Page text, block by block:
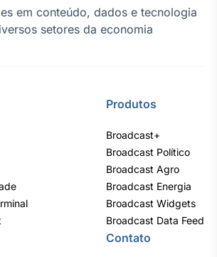
em conteúdo, dados e tecnologia
setores da economia
Produtos
Broadcast+
Broadcast Político
Broadcast Agro
Broadcast Energia
Broadcast Widgets
Broadcast Data Feed
Contato